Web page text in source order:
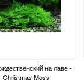
на лаве -
Christmas Moss